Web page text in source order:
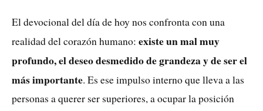
El devocional del día de hoy nos confronta con una
realidad del corazón humano: existe un mal muy
profundo, el deseo desmedido de grandeza y de ser el
más importante. Es ese impulso interno que lleva a las
personas a querer ser superiores, a ocupar la posición